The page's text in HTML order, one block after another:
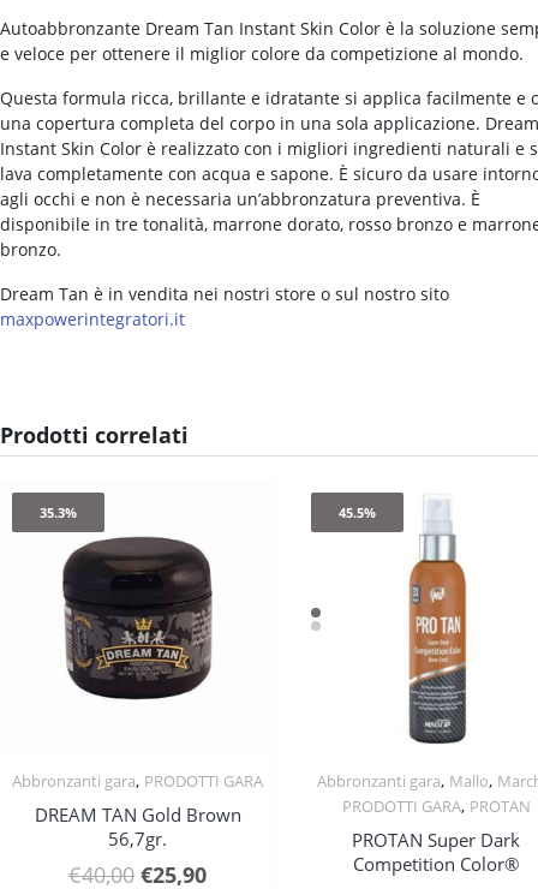
Autoabbronzante Dream Tan Instant Skin Color è la soluzione
e veloce per ottenere il miglior colore da competizione al mondo.
Questa formula ricca, brillante e idratante si applica facilmente e
una copertura completa del corpo in una sola applicazione.
Instant Skin Color è realizzato con i migliori ingredienti naturali e
lava completamente con acqua e sapone. È sicuro da usare
agli occhi e non è necessaria un’abbronzatura preventiva. È
disponibile in tre tonalità, marrone dorato, rosso bronzo e
bronzo.
Dream Tan è in vendita nei nostri store o sul nostro sito
maxpowerintegratori.it
Prodotti correlati
35.3%
Abbronzanti gara, PRODOTTI GARA
DREAM TAN Gold Brown
56,7gr.
€40,00 Il
€25,90Il
45.5%
Quick View
Abbronzanti gara, Mallo,
PRODOTTI GARA, PROTAN
PROTAN Super Dark
Competition Color®